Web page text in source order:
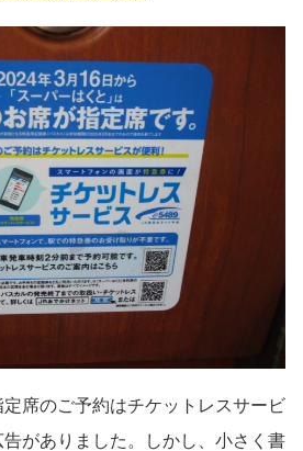
席のご予約はチケットレスサービ
がありました。しかし、小さく書